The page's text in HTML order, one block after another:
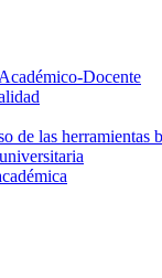
Docente
de las